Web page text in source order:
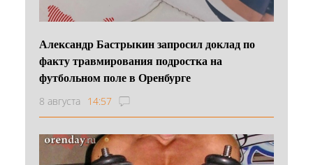
Александр Бастрыкин запросил доклад по
факту травмирования подростка на
футбольном поле в Оренбурге
8 августа 14:57